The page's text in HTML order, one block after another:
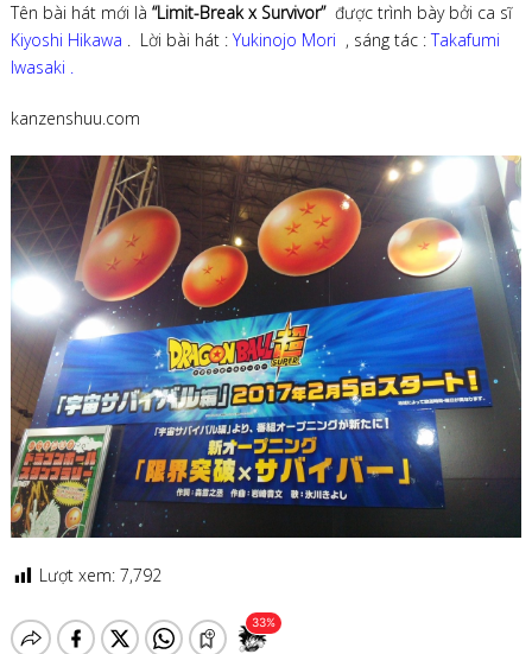
Tên bài hát mới là “Limit-Break x Survivor” được trình bày bởi ca sĩ
Kiyoshi Hikawa . Lời bài hát : Yukinojo Mori , sáng tác :Takafumi
Iwasaki .
kanzenshuu.com
Lượt xem: 7,792